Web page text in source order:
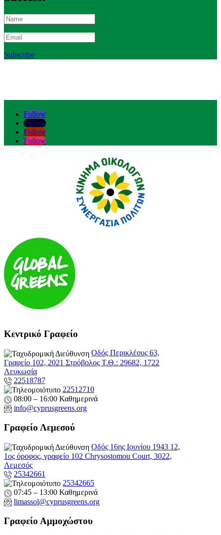
Subscribe
Follow
Follow
Follow
Follow
Κεντρικό Γραφείο
Οδός Περικλέους 63,
Γραφείο 102, 2021 Στρόβολος Τ.Θ.: 29682, 1722
Λευκωσία
22518787
22512710
08:00 – 16:00 Καθημερινά
info@cyprusgreens.org
Γραφείο Λεμεσού
Οδός 16ης Ιουνίου 1943 12,
1ος όροφος, γραφείο 102 Chrysostomou Court, 3022,
Λεμεσός
25342661
25342665
07:45 – 13:00 Καθημερινά
limassol@cyprusgreens.org
Γραφείο Αμμοχώστου